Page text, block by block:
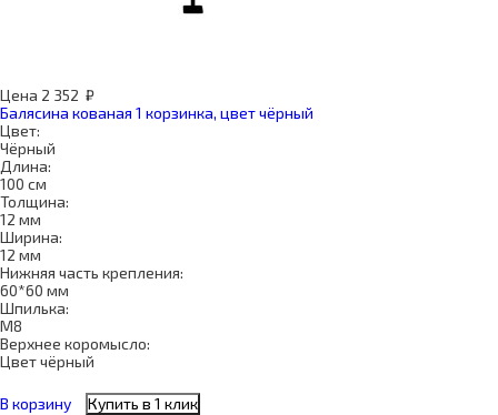
Цена 2 352 ₽
Балясина кованая 1 корзинка, цвет чёрный
Цвет:
Чёрный
Длина:
100 см
Толщина:
12 мм
Ширина:
12 мм
Нижняя часть крепления:
60*60 мм
Шпилька:
М8
Верхнее коромысло:
Цвет чёрный
В корзину Купить в 1 клик